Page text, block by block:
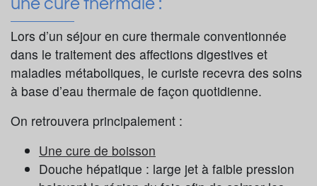
Lors d’un séjour en cure thermale conventionnée
dans le traitement des affections digestives et
maladies métaboliques, le curiste recevra des soins
à base d’eau thermale de façon quotidienne.
On retrouvera principalement :
Une cure de boisson
Douche hépatique : large jet à faible pression